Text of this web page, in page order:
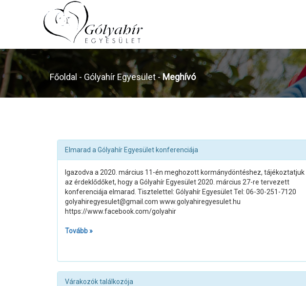
Főoldal - Gólyahír Egyesület -Meghívó
Elmarad a Gólyahír Egyesület konferenciája
Igazodva a 2020. március 11-én meghozott kormánydöntéshez, tájékoztatjuk
az érdeklődőket, hogy a Gólyahír Egyesület 2020. március 27-re tervezett
konferenciája elmarad. Tisztelettel: Gólyahír Egyesület Tel: 06-30-251-7120
golyahiregyesulet@gmail.com www.golyahiregyesulet.hu
https://www.facebook.com/golyahir
Tovább »
Várakozók találkozója